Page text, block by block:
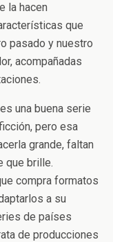
la hacen
que
pasado y nuestro
acompañadas
una buena serie
pero esa
grande, faltan
que brille.
compra formatos
a su
de países
de producciones